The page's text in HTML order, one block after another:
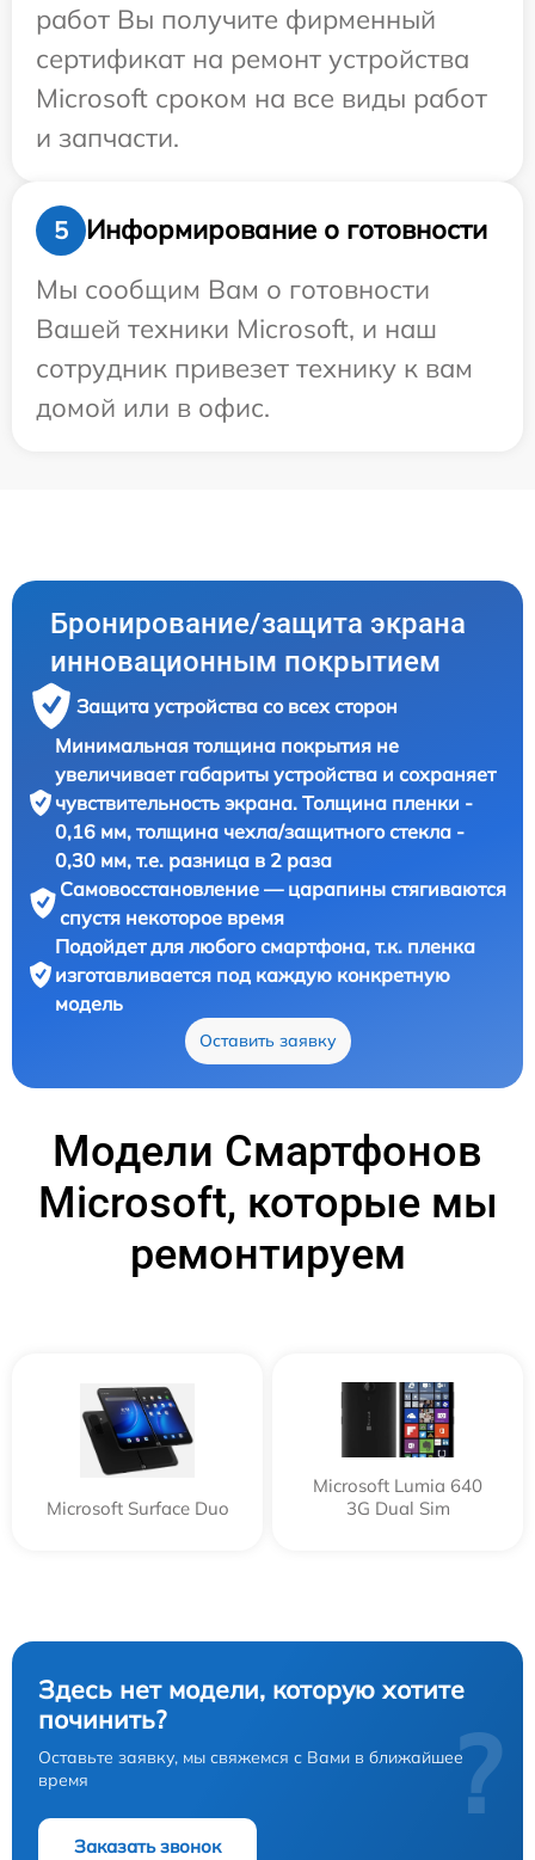
работ Вы получите фирменный
сертификат на ремонт устройства
Microsoft сроком на все виды работ
и запчасти.
5
Информирование о готовности
Мы сообщим Вам о готовности
Вашей техники Microsoft, и наш
сотрудник привезет технику к вам
домой или в офис.
Бронирование/защита экрана
инновационным покрытием
Защита устройства со всех сторон
Минимальная толщина покрытия не
увеличивает габариты устройства и сохраняет
чувствительность экрана. Толщина пленки -
0,16 мм, толщина чехла/защитного стекла -
0,30 мм, т.е. разница в 2 раза
Самовосстановление — царапины стягиваются
спустя некоторое время
Подойдет для любого смартфона, т.к. пленка
изготавливается под каждую конкретную
модель
Оставить заявку
Модели Смартфонов
Microsoft, которые мы
ремонтируем
Microsoft Surface Duo
Microsoft Lumia 640
3G Dual Sim
Здесь нет модели, которую хотите
починить?
Оставьте заявку, мы свяжемся с Вами в ближайшее
время
Заказать звонок
?